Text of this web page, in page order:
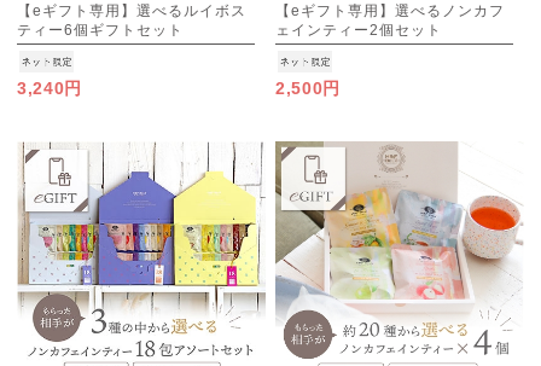
【eギフト専用】選べるルイボス
ティー6個ギフトセット
3,240円
【eギフト専用】選べるノンカフ
ェインティー2個セット
2,500円